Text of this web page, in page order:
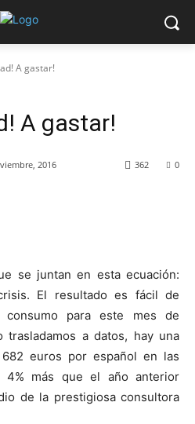
A gastar!
A gastar!
2016 0
362
se juntan en esta ecuación:
El resultado es fácil de
consumo para este mes de
a datos, hay una
euros por español en las
4% más que el año anterior
de la prestigiosa consultora